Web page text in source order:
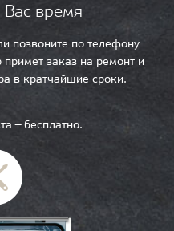
Вас время
позвоните по телефону
заказ на ремонт и
в кратчайшие сроки.
— бесплатно.